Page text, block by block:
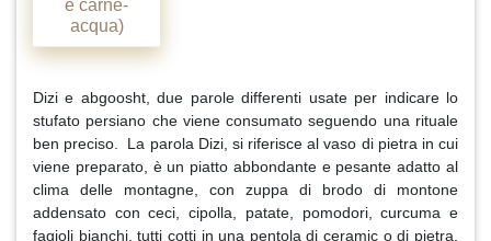
e carne-
acqua)
Dizi e abgoosht, due parole differenti usate per indicare lo
stufato persiano che viene consumato seguendo una rituale
ben preciso. La parola Dizi, si riferisce al vaso di pietra in cui
viene preparato, è un piatto abbondante e pesante adatto al
clima delle montagne, con zuppa di brodo di montone
addensato con ceci, cipolla, patate, pomodori, curcuma e
fagioli bianchi, tutti cotti in una pentola di ceramic o di pietra.